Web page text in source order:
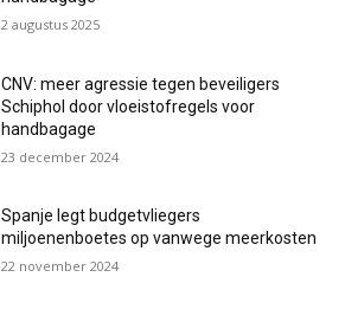
2 augustus 2025
CNV: meer agressie tegen beveiligers
Schiphol door vloeistofregels voor
handbagage
23 december 2024
Spanje legt budgetvliegers
miljoenenboetes op vanwege meerkosten
22 november 2024